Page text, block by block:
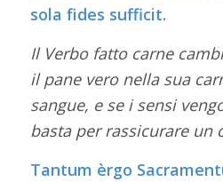
sola fides sufficit.
Il Verbo fatto carne
il pane vero nella sua
sangue, e se i sensi
basta per rassicurare un
Tantum èrgo